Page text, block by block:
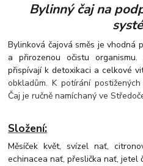
Bylinný čaj na
Bylinková čajová směs je vhodná
a přirozenou očistu organismu.
přispívají k detoxikaci a celkové
obkladům. K potírání
Čaj je ručně namíchaný ve
Složení:
Měsíček květ, svízel nať,
echinacea nať, přeslička nať, jetel